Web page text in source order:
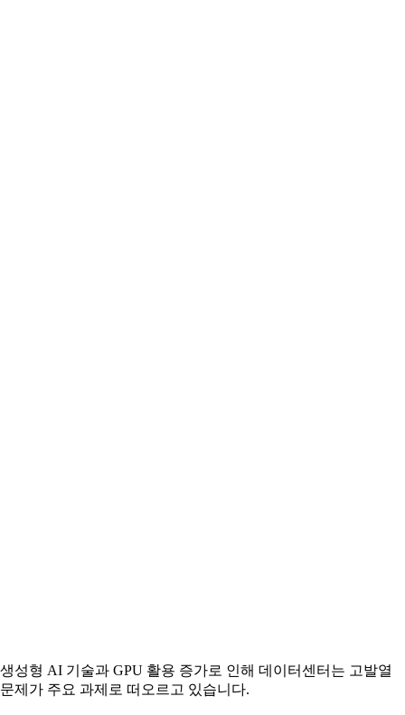
생성형 AI 기술과 GPU 활용 증가로 인해 데이터센터는 고발열
문제가 주요 과제로 떠오르고 있습니다.